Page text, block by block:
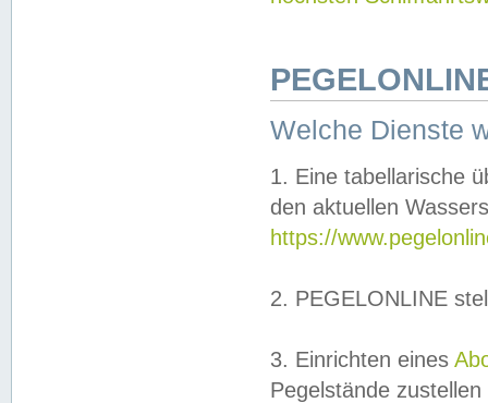
Welche Dienste
1. Eine tabellarische
den aktuellen
https://
2. PEGELONLINE
3. Einrichten eines
Pegelstände